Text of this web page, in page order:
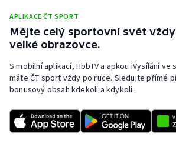
Plavání
Ragby
Rychlobruslení
APLIKACE ČT SPORT
Mějte celý sportovní svět vždy
velké obrazovce.
S mobilní aplikací, HbbTV a apkou iVysílání
máte ČT sport vždy po ruce. Sledujte přímé
bonusový obsah kdekoli a kdykoli.